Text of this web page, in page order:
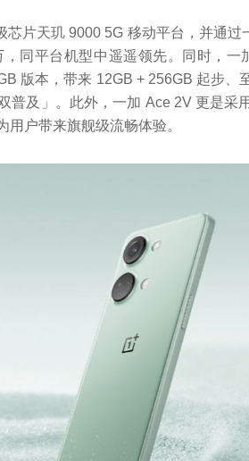
片天玑 9000 5G 移动平台，并通
同平台机型中遥遥领先。同时，一
版本，带来 12GB + 256GB 起步、
普及」。此外，一加 Ace 2V 更是采
用户带来旗舰级流畅体验。